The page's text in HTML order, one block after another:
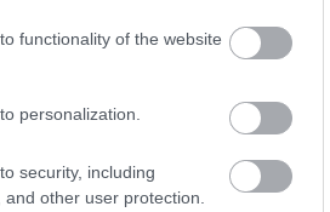
functionality of the website
personalization.
security, including
other user protection.
a közösségi
Egyetem
nem
így. A